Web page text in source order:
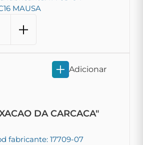
MAUSA
DA CARCACA"
fabricante: 17709-07
Adicionar